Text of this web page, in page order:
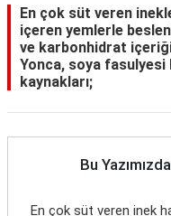
Hukuk
Blog
En çok süt veren
içeren yemlerle
ve karbonhidrat
Yonca, soya
kaynakları;
Bu
En çok süt veren inek